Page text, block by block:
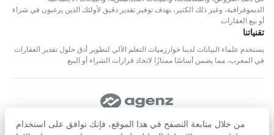
الديموغرافية، وغير ذلك الكثير، بهدف توفير تقدير دقيق لأولئك الذين يرغبون في شراء
أو بيع العقارات
تقنياتنا
يستخدم علماء البيانات لدينا خوارزميات التعلم الآلي لتطوير أدق حلول تقدير العقارات
في المغرب، مما يضمن أساسًا ممتازًا لاتخاذ قرارات الشراء أو البيع
تابعنا
من خلال متابعة التصفح في هذا الموقع، فإنك توافق على استخدام